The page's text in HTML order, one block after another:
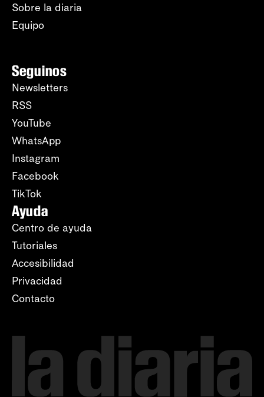
Sobre la diaria
Equipo
Seguinos
Newsletters
RSS
YouTube
WhatsApp
Instagram
Facebook
TikTok
Ayuda
Centro de ayuda
Tutoriales
Accesibilidad
Privacidad
Contacto